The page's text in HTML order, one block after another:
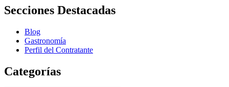
Secciones Destacadas
Blog
Gastronomía
Perfil del Contratante
Categorías